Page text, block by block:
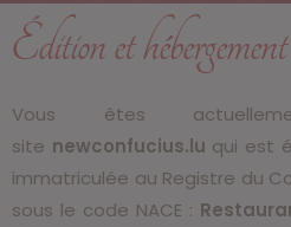
Édition et hébergement
Vous êtes
site newconfucius.lu qui est
immatriculée au Registre du
sous le code NACE :